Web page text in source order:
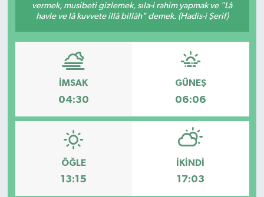
vermek, musibeti gizlemek, sıla-i rahim yapmak ve "Lâ
havle ve lâ kuvvete illâ billâh" demek. (Hadis-i Şerif)
İMSAK
04:30
GÜNEŞ
06:06
ÖĞLE
13:15
İKINDI
17:03